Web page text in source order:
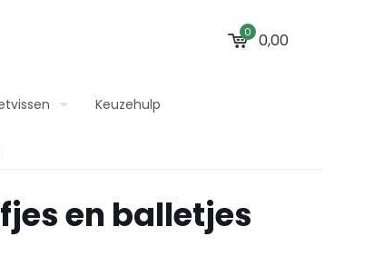
0 0,00
Keuzehulp
en balletjes